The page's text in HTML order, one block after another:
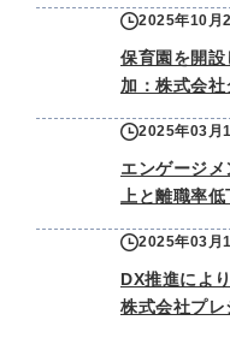
2025年10月
保育園を開
加：株式会
2025年03月
エンゲージ
上と離職率
2025年03月
DX推進によ
株式会社プレ